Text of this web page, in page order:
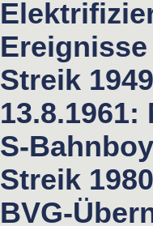
Ereignisse
Streik 1949
13.8.1961:
S-
Streik 1980
BVG-